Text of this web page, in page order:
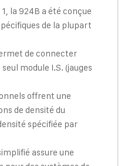
la 924B a été conçue
de la plupart
de connecter
module I.S. (jauges
offrent une
de densité du
spécifiée par
assure une